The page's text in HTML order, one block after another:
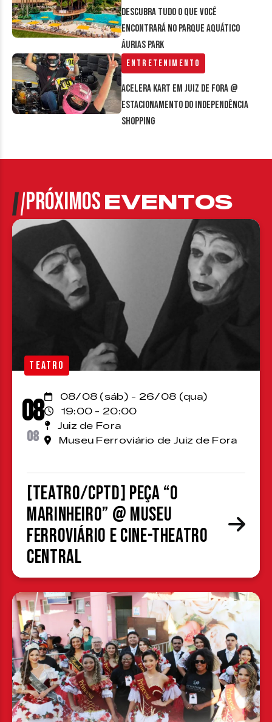
Descubra tudo o que você
encontrará no parque aquático
Áurias Park
Entretenimento
Acelera Kart em Juiz de Fora @
estacionamento do Independência
Shopping
PRÓXIMOSEVENTOS
TEATRO
08
08
08/08 (sáb) - 26/08 (qua)
19:00 - 20:00
Juiz de Fora
Museu Ferroviário de Juiz de Fora
[TEATRO/CPTD] Peça “O
Marinheiro” @ Museu
Ferroviário e Cine-Theatro
Central